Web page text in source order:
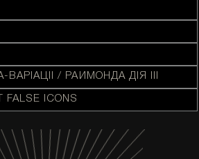
/ РАЙМОНДА ДІЯ III
FALSE ICONS